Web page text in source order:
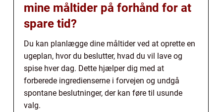
mine måltider på forhånd for at
spare tid?
Du kan planlægge dine måltider ved at oprette en
ugeplan, hvor du beslutter, hvad du vil lave og
spise hver dag. Dette hjælper dig med at
forberede ingredienserne i forvejen og undgå
spontane beslutninger, der kan føre til usunde
valg.